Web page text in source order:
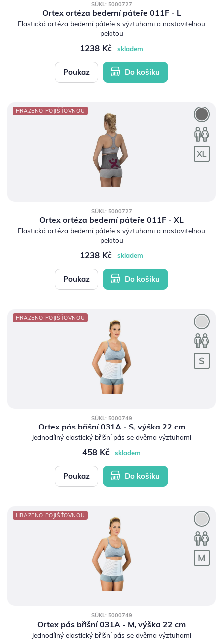
SÚKL: 5000727
Ortex ortéza bederní páteře 011F - L
Elastická ortéza bederní páteře s výztuhami a nastavitelnou
pelotou
1238 Kč skladem
Poukaz Do košíku
HRAZENO POJIŠŤOVNOU
SÚKL: 5000727
Ortex ortéza bederní páteře 011F - XL
Elastická ortéza bederní páteře s výztuhami a nastavitelnou
pelotou
1238 Kč skladem
Poukaz Do košíku
HRAZENO POJIŠŤOVNOU
SÚKL: 5000749
Ortex pás břišní 031A - S, výška 22 cm
Jednodílný elastický břišní pás se dvěma výztuhami
458 Kč skladem
Poukaz Do košíku
HRAZENO POJIŠŤOVNOU
SÚKL: 5000749
Ortex pás břišní 031A - M, výška 22 cm
Jednodílný elastický břišní pás se dvěma výztuhami